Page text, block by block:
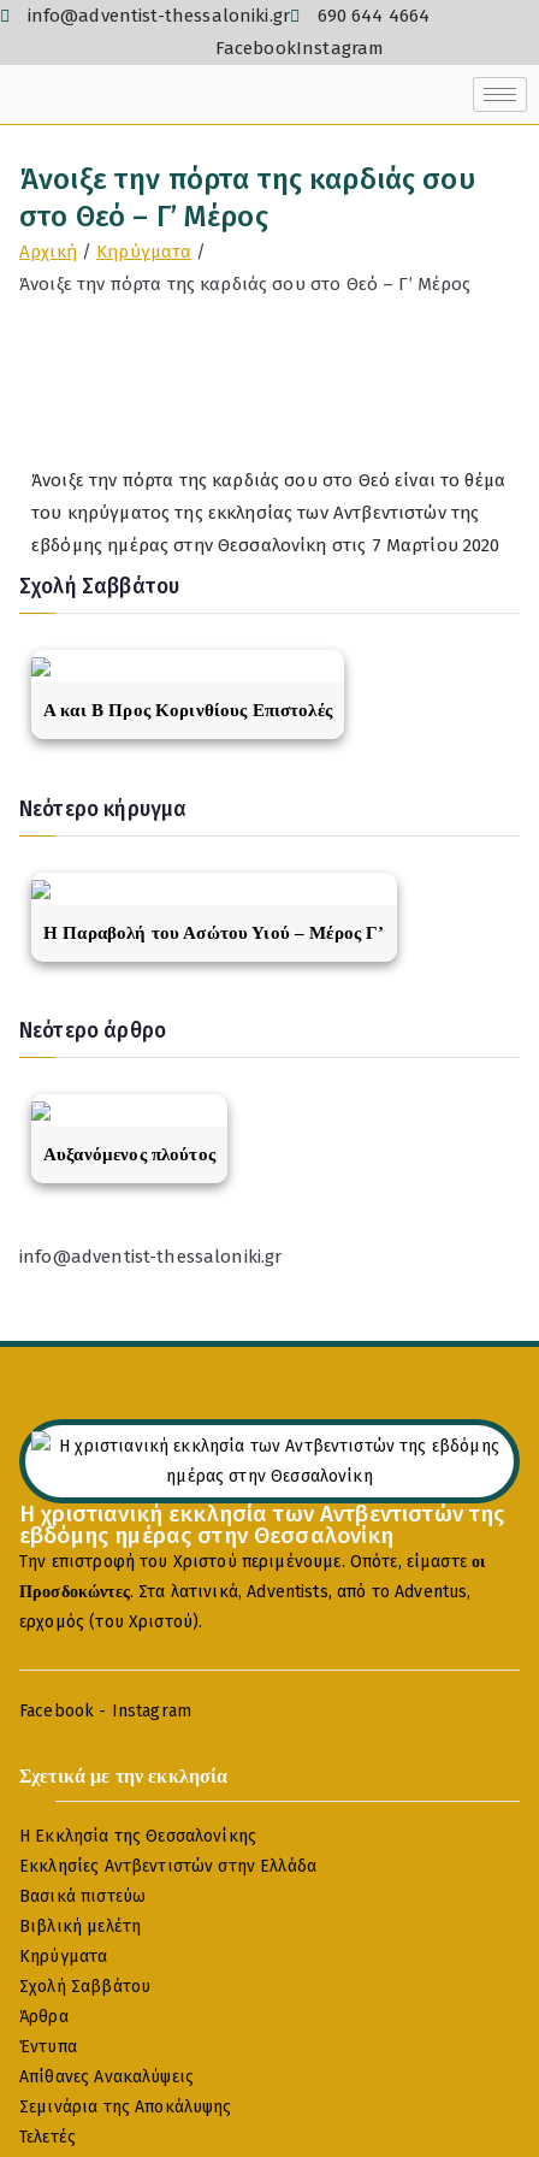
info@adventist-thessaloniki.gr
690 644 4664
FacebookInstagram
Άνοιξε την πόρτα της καρδιάς σου
στο Θεό – Γ’ Μέρος
Αρχική
Κηρύγματα
Άνοιξε την πόρτα της καρδιάς σου στο Θεό – Γ’ Μέρος
Άνοιξε την πόρτα της καρδιάς σου στο Θεό είναι το θέμα
του κηρύγματος της εκκλησίας των Αντβεντιστών της
εβδόμης ημέρας στην Θεσσαλονίκη στις 7 Μαρτίου 2020
Σχολή Σαββάτου
A και Β Προς Κορινθίους Επιστολές
Νεότερο κήρυγμα
Η Παραβολή του Ασώτου Υιού – Μέρος Γ’
Νεότερο άρθρο
Αυξανόμενος πλούτος
info@adventist-thessaloniki.gr
Η χριστιανική εκκλησία των Αντβεντιστών της
εβδόμης ημέρας στην Θεσσαλονίκη
Την επιστροφή του Χριστού περιμένουμε. Οπότε, είμαστεοι
Προσδοκώντες. Στα λατινικά, Adventists, από το Adventus,
ερχομός (του Χριστού).
Facebook - Instagram
Σχετικά με την εκκλησία
Η Εκκλησία της Θεσσαλονίκης
Εκκλησίες Αντβεντιστών στην Ελλάδα
Βασικά πιστεύω
Βιβλική μελέτη
Κηρύγματα
Σχολή Σαββάτου
Άρθρα
Έντυπα
Απίθανες Ανακαλύψεις
Σεμινάρια της Αποκάλυψης
Τελετές